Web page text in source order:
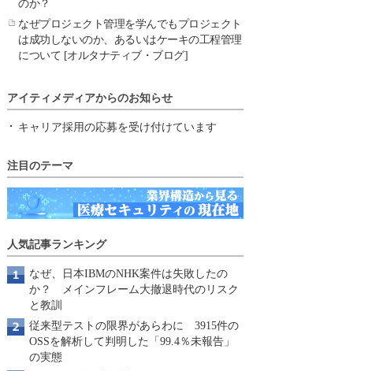
のか？
なぜプロジェクト管理を学んでもプロジェクト
は成功しないのか、あるいはケーキの工程管理
について [オルタナティブ・ブログ]
アイティメディアからのお知らせ
キャリア採用の応募を受け付けています
注目のテーマ
人気記事ランキング
なぜ、日本IBMのNHK案件は失敗したの
か？ メインフレーム大撤退時代のリスク
と教訓
従来型テストの限界があらわに 3915件の
OSSを解析して判明した「99.4％未報告」
の実態